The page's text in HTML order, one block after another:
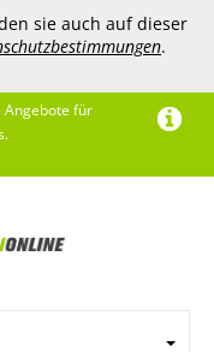
sie auch auf dieser
.
Angebote für